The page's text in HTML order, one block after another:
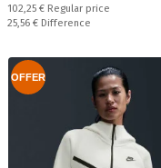
Regular price:
102,25 € Regular price
Спестявате:
25,56 € Difference
OFFER